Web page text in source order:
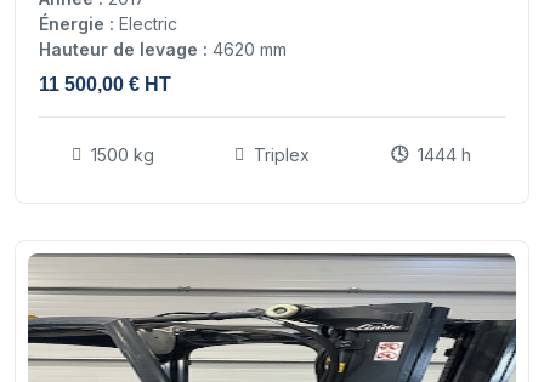
Énergie : Electric
Hauteur de levage : 4620 mm
11 500,00 € HT
1500 kg Triplex 1444 h